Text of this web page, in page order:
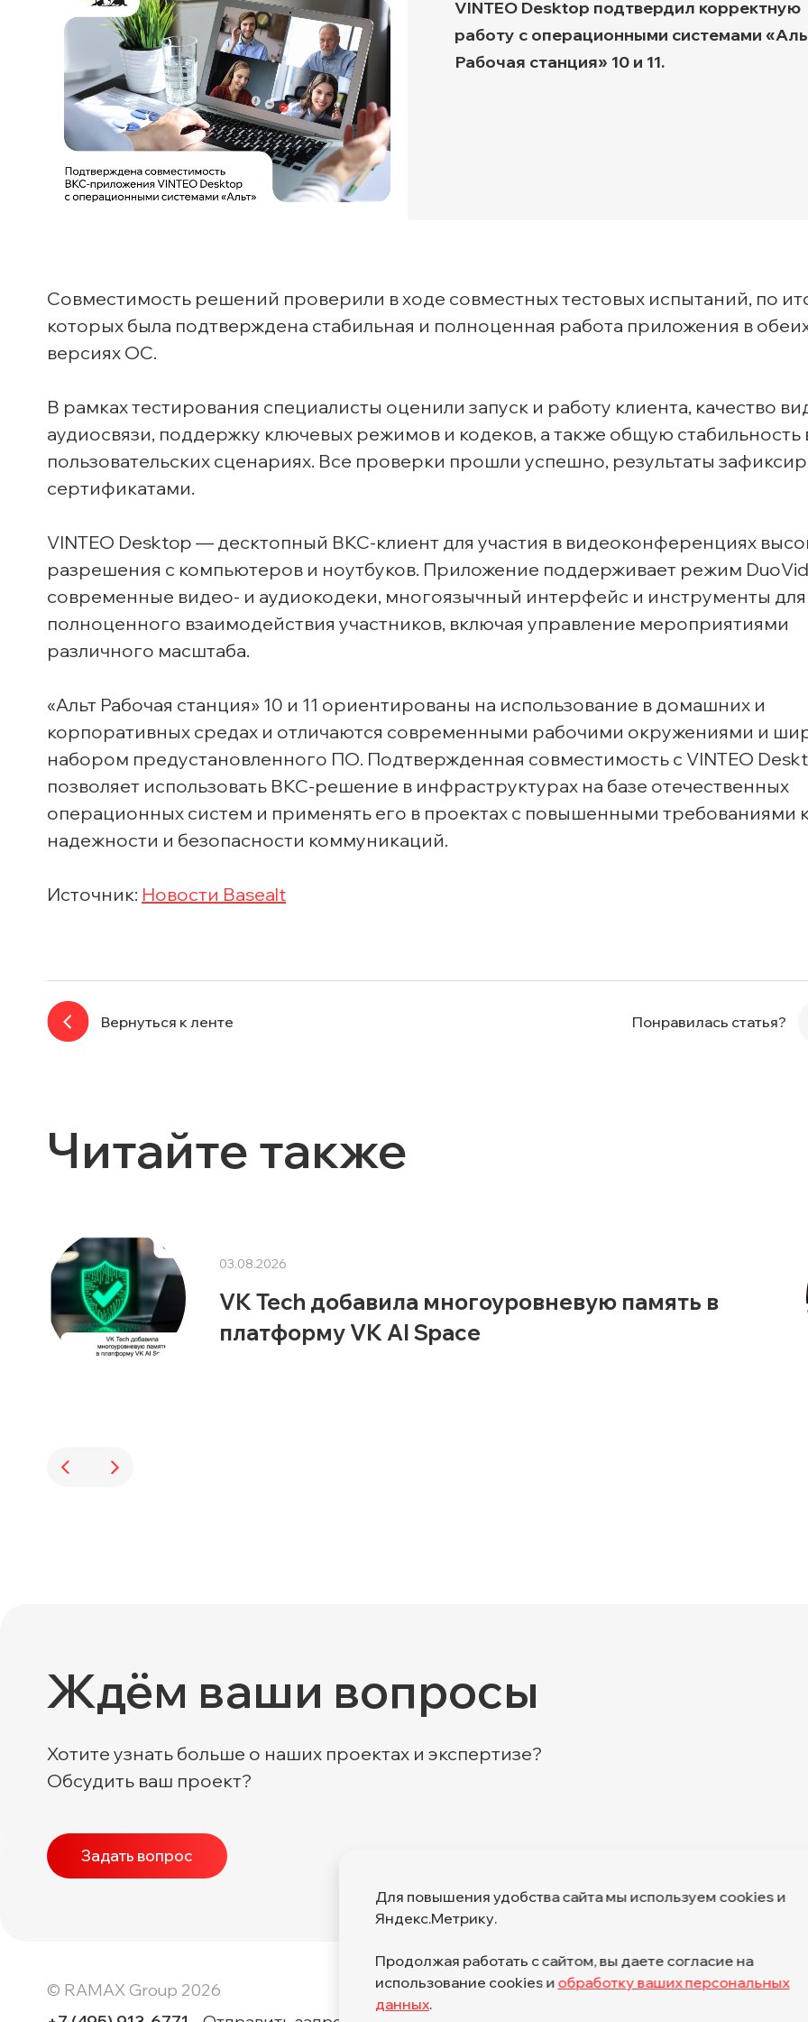
Транспортная
VINTEO Desktop подтвердил корректную
работу с операционными системами
Рабочая станция» 10 и 11.
Совместимость решений проверили в ходе совместных тестовых испытаний, по
которых была подтверждена стабильная и полноценная работа приложения в
версиях ОС.
В рамках тестирования специалисты оценили запуск и работу клиента, качество
аудиосвязи, поддержку ключевых режимов и кодеков, а также общую стабильность
пользовательских сценариях. Все проверки прошли успешно, результаты
сертификатами.
VINTEO Desktop — десктопный ВКС-клиент для участия в видеоконференциях
разрешения с компьютеров и ноутбуков. Приложение поддерживает режим
современные видео- и аудиокодеки, многоязычный интерфейс и инструменты для
полноценного взаимодействия участников, включая управление мероприятиями
различного масштаба.
«Альт Рабочая станция» 10 и 11 ориентированы на использование в домашних и
корпоративных средах и отличаются современными рабочими окружениями и
набором предустановленного ПО. Подтвержденная совместимость с VINTEO
позволяет использовать ВКС-решение в инфраструктурах на базе отечественных
операционных систем и применять его в проектах с повышенными требованиями
надежности и безопасности коммуникаций.
Источник: Новости Basealt
Вернуться к ленте Понравилась статья?
Читайте также
03.08.2026
VK Tech добавила многоуровневую память в
платформу VK AI Space
Ждём ваши вопросы
Хотите узнать больше о наших проектах и экспертизе?
Обсудить ваш проект?
Задать вопрос
© RAMAX Group 2026
ИНН 7804018868, Основной ОКВЭД —
Для повышения удобства сайта мы используем cookies и
Яндекс.Метрику.
Продолжая работать с сайтом, вы даете согласие на
использование cookies и обработку ваших персональных
данных.